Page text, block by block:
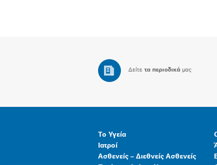
Δείτε τα περιοδικά μας
Το Υγεία
Ιατροί
Ασθενείς – Διεθνείς Ασθενείς